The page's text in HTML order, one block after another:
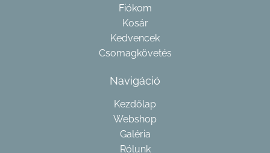
Fiókom
Kosár
Kedvencek
Csomagkövetés
Navigáció
Kezdőlap
Webshop
Galéria
Rólunk